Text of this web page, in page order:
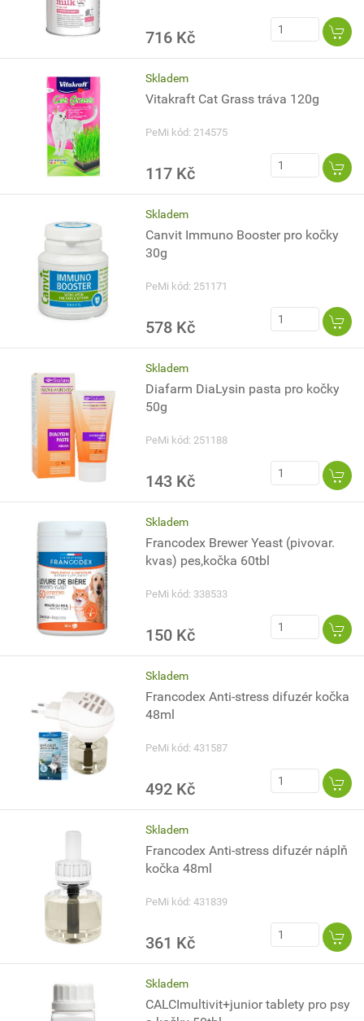
716 Kč
Skladem
Vitakraft Cat Grass tráva 120g
PeMi kód: 214575
117 Kč
Skladem
Canvit Immuno Booster pro kočky
30g
PeMi kód: 251171
578 Kč
Skladem
Diafarm DiaLysin pasta pro kočky
50g
PeMi kód: 251188
143 Kč
Skladem
Francodex Brewer Yeast (pivovar.
kvas) pes,kočka 60tbl
PeMi kód: 338533
150 Kč
Skladem
Francodex Anti-stress difuzér kočka
48ml
PeMi kód: 431587
492 Kč
Skladem
Francodex Anti-stress difuzér náplň
kočka 48ml
PeMi kód: 431839
361 Kč
Skladem
CALCImultivit+junior tablety pro psy